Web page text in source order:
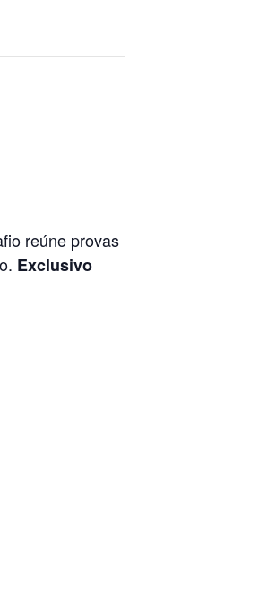
reúne provas
Exclusivo